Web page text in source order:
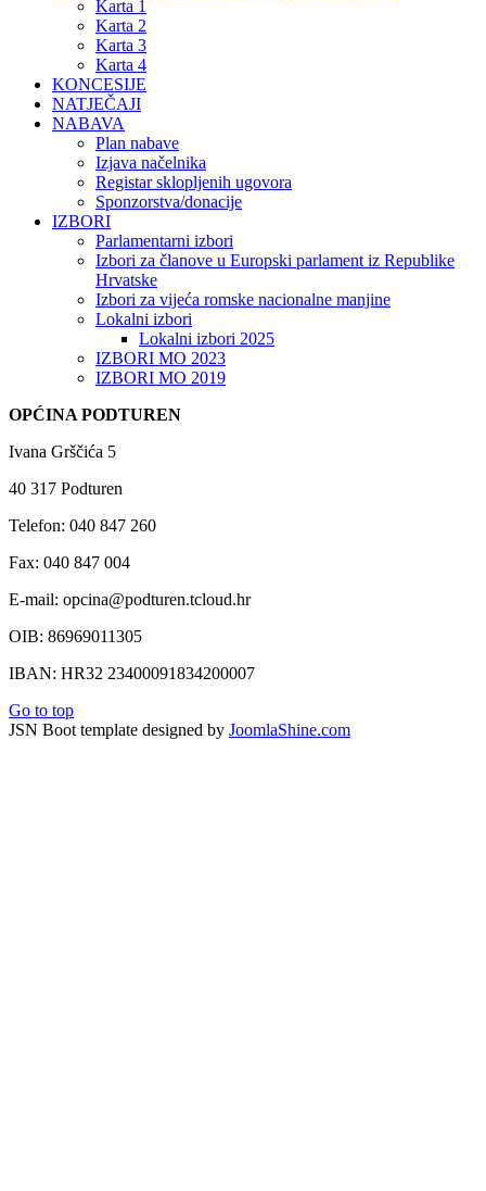
Karta 1
Karta 2
Karta 3
Karta 4
KONCESIJE
NATJEČAJI
NABAVA
Plan nabave
Izjava načelnika
Registar sklopljenih ugovora
Sponzorstva/donacije
IZBORI
Parlamentarni izbori
Izbori za članove u Europski parlament iz Republike
Hrvatske
Izbori za vijeća romske nacionalne manjine
Lokalni izbori
Lokalni izbori 2025
IZBORI MO 2023
IZBORI MO 2019
OPĆINA PODTUREN
Ivana Grščića 5
40 317 Podturen
Telefon: 040 847 260
Fax: 040 847 004
E-mail: opcina@podturen.tcloud.hr
OIB: 86969011305
IBAN: HR32 23400091834200007
Go to top
JSN Boot template designed by JoomlaShine.com